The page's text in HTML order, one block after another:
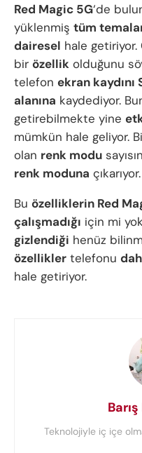
Red Magic 5G‘de
yüklenmiş tüm
dairesel hale getiriyor.
bir özellik olduğunu
telefon ekran kaydını
alanına kaydediyor.
getirebilmekte yine
mümkün hale geliyor.
olan renk modu
renk moduna çıkarıyor.
Bu özelliklerin Red
çalışmadığı için mi
gizlendiği henüz
özellikler telefonu
hale getiriyor.
Teknolojiyle iç içe